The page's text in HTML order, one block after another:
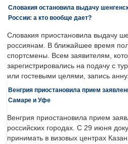
Словакия остановила выдачу
России: а кто вообще дает?
Словакия приостановила выдачу
россиянам. В ближайшее время
спортсмены. Всем заявителям,
зарегистрировались на подачу с
или гостевыми целями, запись
Венгрия приостановила прием
Самаре и Уфе
Венгрия приостановила прием
российских городах. С 29 июня
принимать в визовых центрах